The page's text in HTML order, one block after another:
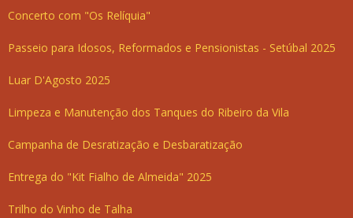
Concerto com "Os Relíquia"
Passeio para Idosos, Reformados e Pensionistas - Setúbal 2025
Luar D'Agosto 2025
Limpeza e Manutenção dos Tanques do Ribeiro da Vila
Campanha de Desratização e Desbaratização
Entrega do "Kit Fialho de Almeida" 2025
Trilho do Vinho de Talha